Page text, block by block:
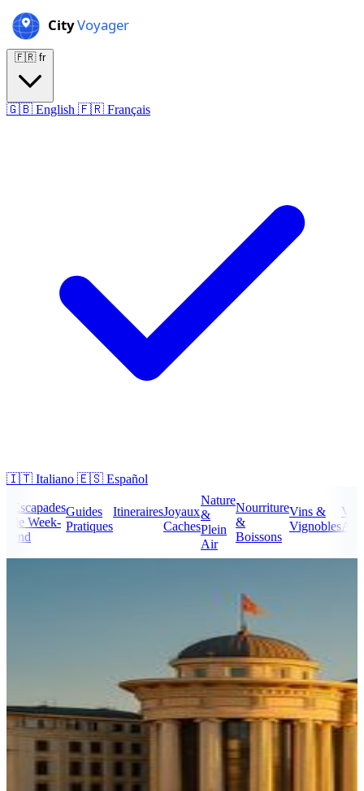
🇫🇷 fr
🇬🇧 English 🇫🇷 Français
🇮🇹 Italiano 🇪🇸 Español
Escapades
de Week-
end
Guides
Pratiques
ItinerairesJoyaux
Caches
Nature
&
Plein
Air
Nourriture
&
Boissons
Vins &
Vignobles